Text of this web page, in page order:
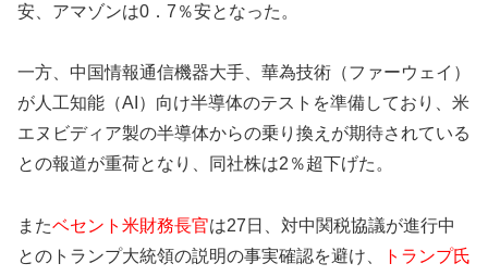
安、アマゾンは0．7％安となった。
一方、中国情報通信機器大手、華為技術（ファーウェイ）
が人工知能（AI）向け半導体のテストを準備しており、米
エヌビディア製の半導体からの乗り換えが期待されている
との報道が重荷となり、同社株は2％超下げた。
またベセント米財務長官は27日、対中関税協議が進行中
とのトランプ大統領の説明の事実確認を避け、
トランプ氏